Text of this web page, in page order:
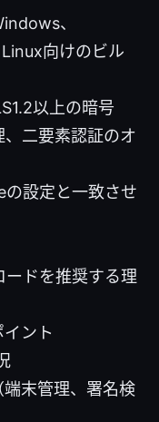
、
向けのビル
以上の暗号
二要素認証のオ
設定と一致させ
ードを推奨する理
ント
末管理、署名検